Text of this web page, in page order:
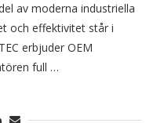
av moderna industriella
och effektivitet står i
erbjuder OEM
full …